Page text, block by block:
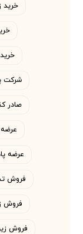
خرید
شرکت
صادر
عرضه
عرضه
فروش
فروش
فروش